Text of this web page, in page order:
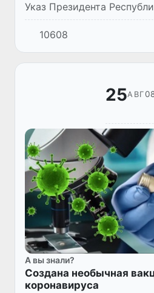
Указ Президента
10608
25АВГ
А вы знали?
Создана необычная
коронавируса